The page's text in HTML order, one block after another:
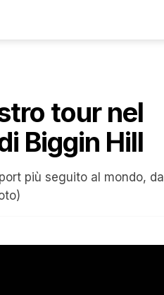
tour nel
Biggin Hill
più seguito al mondo, da